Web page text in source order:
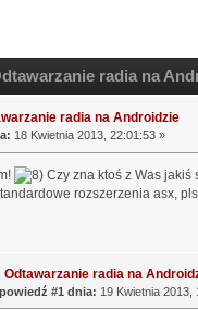
radia na
radia na Androidzie
18 Kwietnia 2013, 22:01:53 »
Czy zna ktoś z Was jakiś
rozszerzenia asx,
Odtawarzanie radia na
#1 dnia: 19 Kwietnia 2013,